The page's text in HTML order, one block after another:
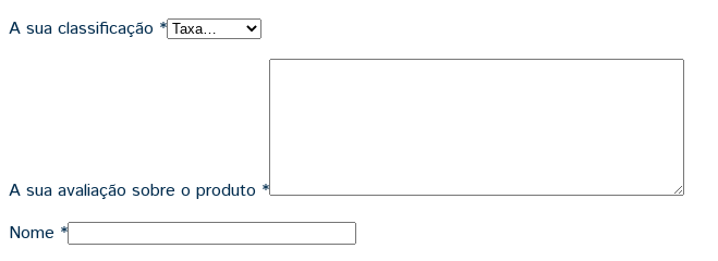
A sua classificação *
A sua avaliação sobre o produto *
Nome *